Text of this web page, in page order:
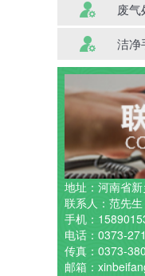
废气
洁净
地址：河南省
联系人：范先生
手机：
电话：0373-
传真：0373-
邮箱：